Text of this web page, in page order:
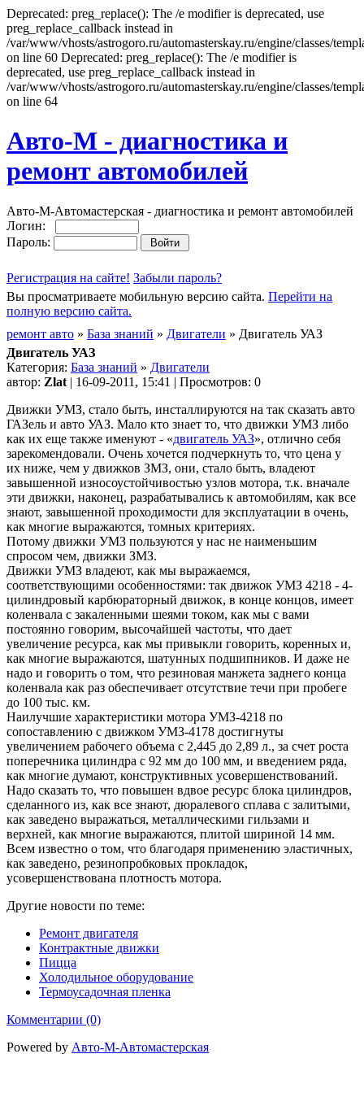
Deprecated: preg_replace(): The /e modifier is deprecated, use
preg_replace_callback instead in
/var/www/vhosts/astrogoro.ru/automasterskay.ru/engine/classes/
on line 60 Deprecated: preg_replace(): The /e modifier is
deprecated, use preg_replace_callback instead in
/var/www/vhosts/astrogoro.ru/automasterskay.ru/engine/classes/
on line 64
Авто-М - диагностика и
ремонт автомобилей
Авто-М-Автомастерская - диагностика и ремонт автомобилей
Логин:
Пароль:
Регистрация на сайте! Забыли пароль?
Вы просматриваете мобильную версию сайта. Перейти на
полную версию сайта.
ремонт авто » База знаний » Двигатели » Двигатель УАЗ
Двигатель УАЗ
Категория: База знаний » Двигатели
автор: Zlat | 16-09-2011, 15:41 | Просмотров: 0
Движки УМЗ, стало быть, инсталлируются на так сказать авто
ГАЗель и авто УАЗ. Мало кто знает то, что движки УМЗ либо
как их еще также именуют - «двигатель УАЗ», отлично себя
зарекомендовали. Очень хочется подчеркнуть то, что цена у
их ниже, чем у движков ЗМЗ, они, стало быть, владеют
завышенной износоустойчивостью узлов мотора, т.к. вначале
эти движки, наконец, разрабатывались к автомобилям, как все
знают, завышенной проходимости для эксплуатации в очень,
как многие выражаются, томных критериях.
Потому движки УМЗ пользуются у нас не наименьшим
спросом чем, движки ЗМЗ.
Движки УМЗ владеют, как мы выражаемся,
соответствующими особенностями: так движок УМЗ 4218 - 4-
цилиндровый карбюраторный движок, в конце концов, имеет
коленвала с закаленными шеями током, как мы с вами
постоянно говорим, высочайшей частоты, что дает
увеличение ресурса, как мы привыкли говорить, коренных и,
как многие выражаются, шатунных подшипников. И даже не
надо и говорить о том, что резиновая манжета заднего конца
коленвала как раз обеспечивает отсутствие течи при пробеге
до 100 тыс. км.
Наилучшие характеристики мотора УМЗ-4218 по
сопоставлению с движком УМЗ-4178 достигнуты
увеличением рабочего объема с 2,445 до 2,89 л., за счет роста
поперечника цилиндра с 92 мм до 100 мм, и введением ряда,
как многие думают, конструктивных усовершенствований.
Надо сказать то, что повышен вдвое ресурс блока цилиндров,
сделанного из, как все знают, дюралевого сплава с залитыми,
как заведено выражаться, металлическими гильзами и
верхней, как многие выражаются, плитой шириной 14 мм.
Всем известно о том, что благодаря применению эластичных,
как заведено, резинопробковых прокладок,
усовершенствована плотность мотора.
Другие новости по теме:
Ремонт двигателя
Контрактные движки
Пицца
Холодильное оборудование
Термоусадочная пленка
Комментарии (0)
Powered by Авто-М-Автомастерская